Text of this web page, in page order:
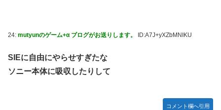
24: mutyunのゲーム+α ブログがお送りします。 ID:A7J+yXZbMNIKU
SIEに自由にやらせすぎたな
ソニー本体に吸収したりして
コメント欄へ引用